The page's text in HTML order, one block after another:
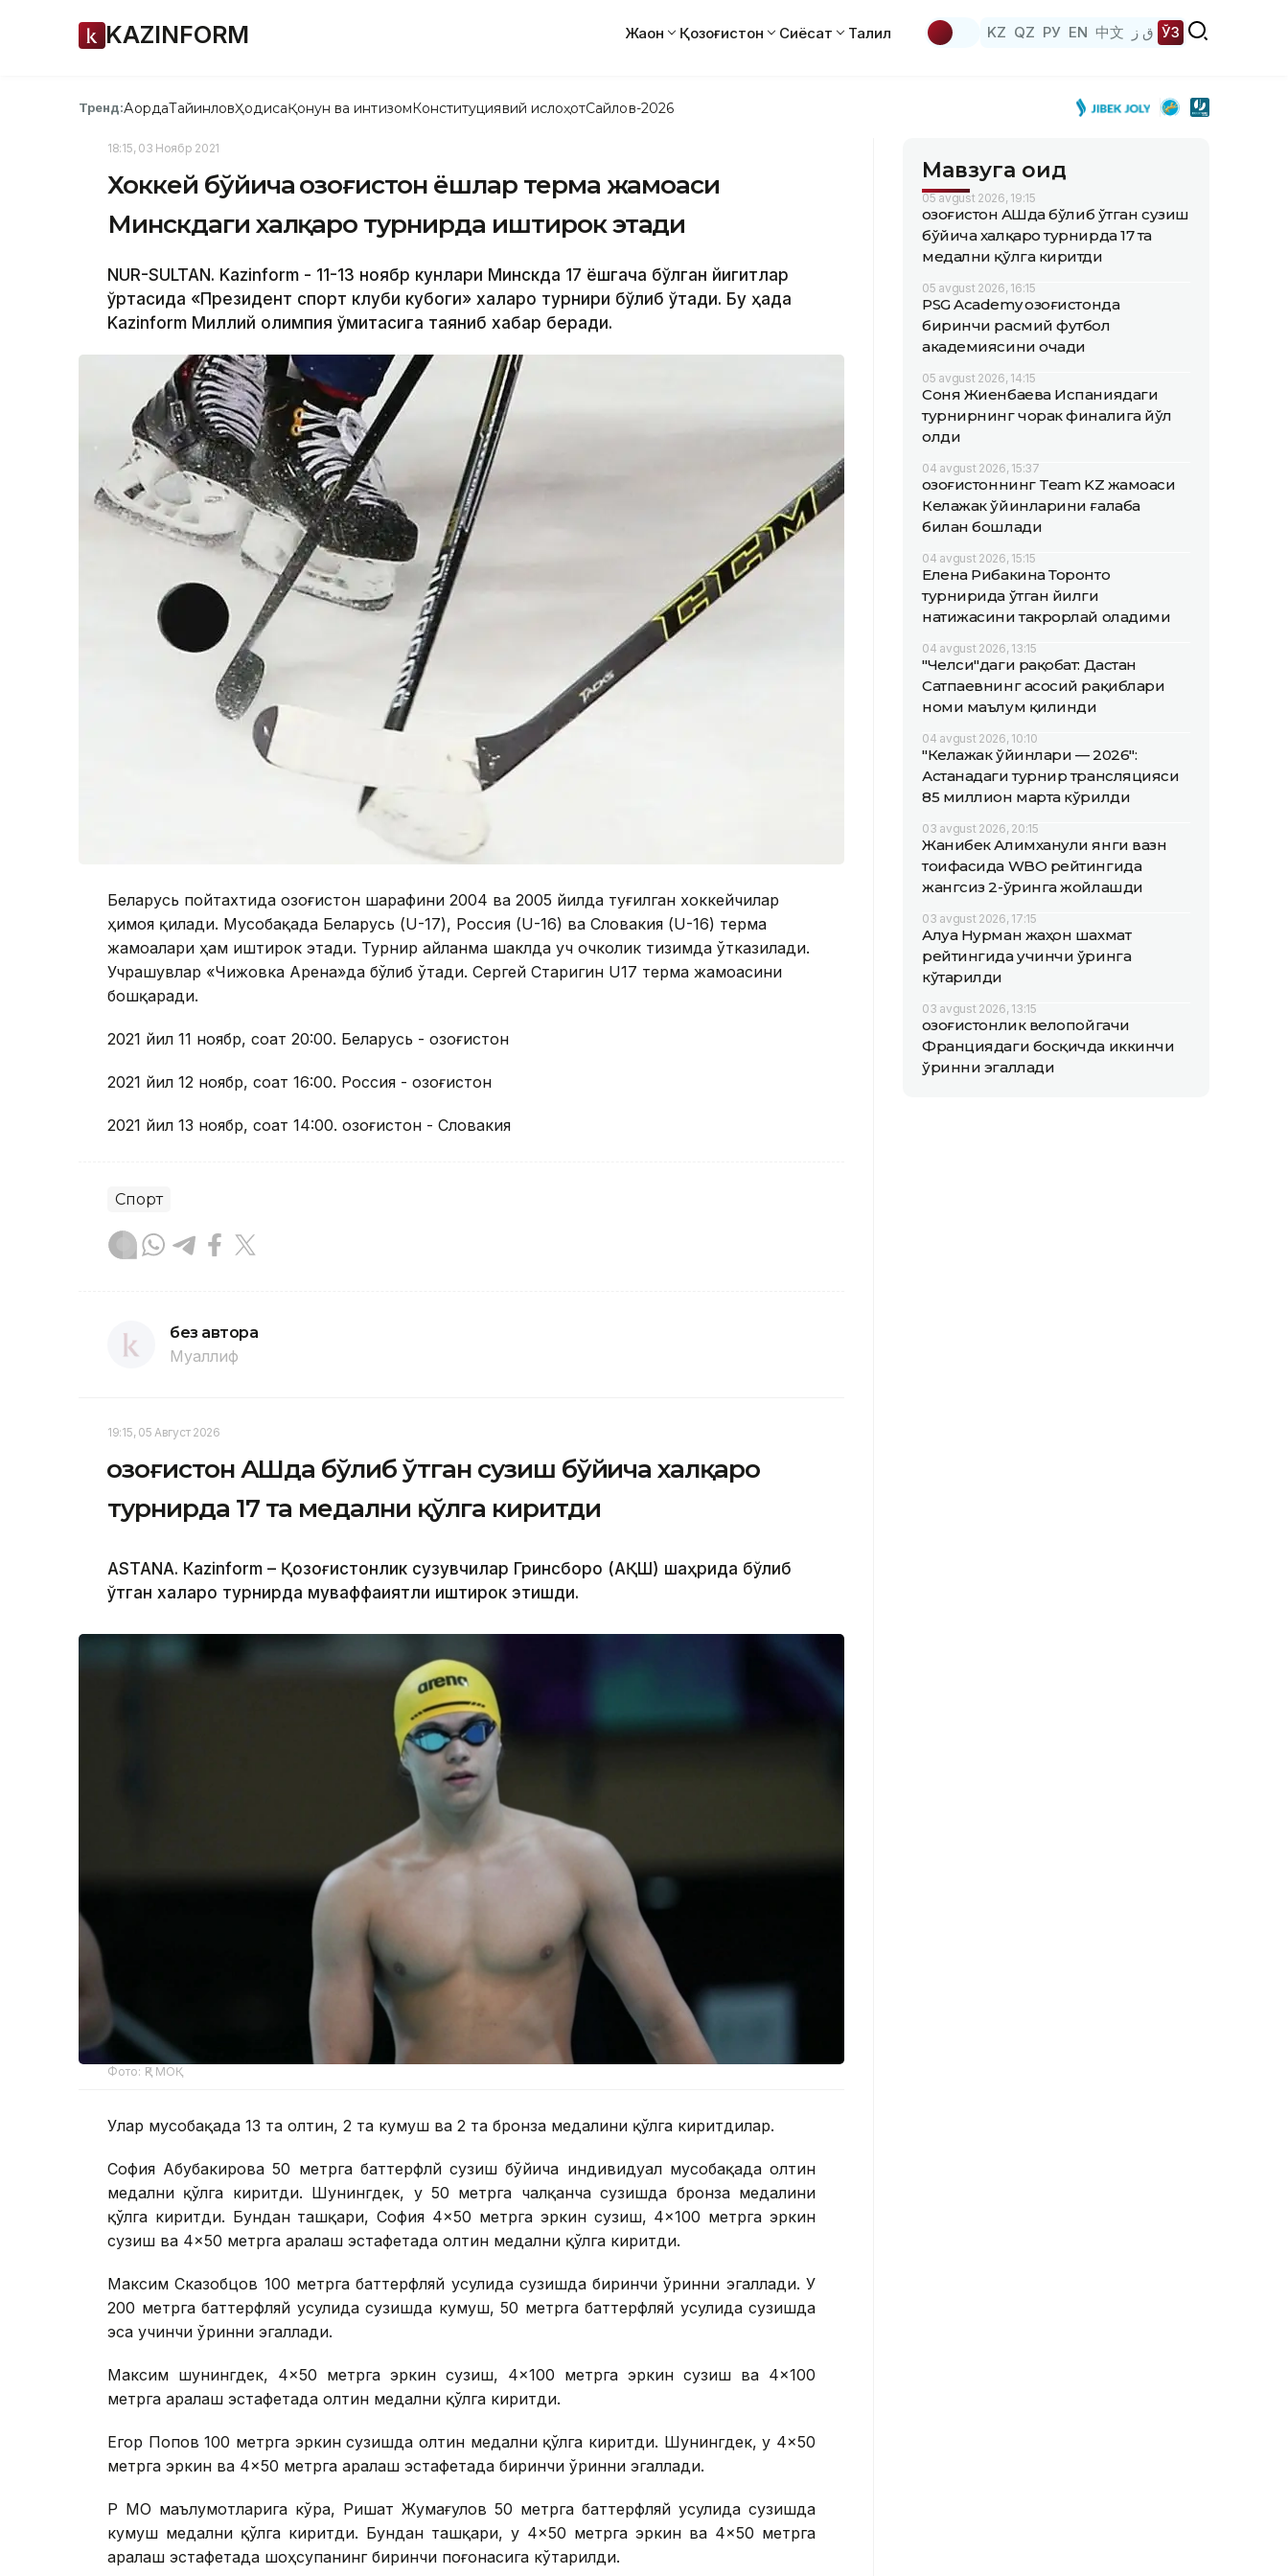
KAZINFORM Жаҳон Қозоғистон Сиёсат Таҳлил KZ QZ РУ EN 中文 ق ز ЎЗ
Тренд:АқордаТайинловҲодисаҚонун ва интизомКонституциявий ислоҳотСайлов-2026
18:15, 03 Ноябр 2021
Хоккей бўйича Қозоғистон ёшлар терма жамоаси
Минскдаги халқаро турнирда иштирок этади
NUR-SULTAN. Kazinform - 11-13 ноябр кунлари Минскда 17 ёшгача бўлган йигитлар
ўртасида «Президент спорт клуби кубоги» халқаро турнири бўлиб ўтади. Бу ҳақда
Kazinform Миллий олимпия қўмитасига таяниб хабар беради.
Беларусь пойтахтида Қозоғистон шарафини 2004 ва 2005 йилда туғилган хоккейчилар
ҳимоя қилади. Мусобақада Беларусь (U-17), Россия (U-16) ва Словакия (U-16) терма
жамоалари ҳам иштирок этади. Турнир айланма шаклда уч очколик тизимда ўтказилади.
Учрашувлар «Чижовка Aрена»да бўлиб ўтади. Сергей Старигин U17 терма жамоасини
бошқаради.
2021 йил 11 ноябр, соат 20:00. Беларусь - Қозоғистон
2021 йил 12 ноябр, соат 16:00. Россия - Қозоғистон
2021 йил 13 ноябр, соат 14:00. Қозоғистон - Словакия
Спорт
без автора
Муаллиф
19:15, 05 Август 2026
Қозоғистон АҚШда бўлиб ўтган сузиш бўйича халқаро
турнирда 17 та медални қўлга киритди
ASTANА. Кazinform – Қозоғистонлик сузувчилар Гринсборо (АҚШ) шаҳрида бўлиб
ўтган халқаро турнирда муваффақиятли иштирок этишди.
Фото: ҚР МОҚ
Улар мусобақада 13 та олтин, 2 та кумуш ва 2 та бронза медалини қўлга киритдилар.
София Абубакирова 50 метрга баттерфлй сузиш бўйича индивидуал мусобақада олтин
медални қўлга киритди. Шунингдек, у 50 метрга чалқанча сузишда бронза медалини
қўлга киритди. Бундан ташқари, София 4×50 метрга эркин сузиш, 4×100 метрга эркин
сузиш ва 4×50 метрга аралаш эстафетада олтин медални қўлга киритди.
Максим Сказобцов 100 метрга баттерфляй усулида сузишда биринчи ўринни эгаллади. У
200 метрга баттерфляй усулида сузишда кумуш, 50 метрга баттерфляй усулида сузишда
эса учинчи ўринни эгаллади.
Максим шунингдек, 4×50 метрга эркин сузиш, 4×100 метрга эркин сузиш ва 4×100
метрга аралаш эстафетада олтин медални қўлга киритди.
Егор Попов 100 метрга эркин сузишда олтин медални қўлга киритди. Шунингдек, у 4×50
метрга эркин ва 4×50 метрга аралаш эстафетада биринчи ўринни эгаллади.
ҚР МОҚ маълумотларига кўра, Ришат Жумағулов 50 метрга баттерфляй усулида сузишда
кумуш медални қўлга киритди. Бундан ташқари, у 4×50 метрга эркин ва 4×50 метрга
аралаш эстафетада шоҳсупанинг биринчи поғонасига кўтарилди.
Мавзуга оид
05 avgust 2026, 19:15
Қозоғистон АҚШда бўлиб ўтган сузиш
бўйича халқаро турнирда 17 та
медални қўлга киритди
05 avgust 2026, 16:15
PSG Academy Қозоғистонда
биринчи расмий футбол
академиясини очади
05 avgust 2026, 14:15
Соня Жиенбаева Испаниядаги
турнирнинг чорак финалига йўл
олди
04 avgust 2026, 15:37
Қозоғистоннинг Team KZ жамоаси
Келажак ўйинларини ғалаба
билан бошлади
04 avgust 2026, 15:15
Елена Рибакина Торонто
турнирида ўтган йилги
натижасини такрорлай оладими
04 avgust 2026, 13:15
"Челси"даги рақобат: Дастан
Сатпаевнинг асосий рақиблари
номи маълум қилинди
04 avgust 2026, 10:10
"Келажак ўйинлари — 2026":
Астанадаги турнир трансляцияси
85 миллион марта кўрилди
03 avgust 2026, 20:15
Жанибек Алимханули янги вазн
тоифасида WBO рейтингида
жангсиз 2-ўринга жойлашди
03 avgust 2026, 17:15
Алуа Нурман жаҳон шахмат
рейтингида учинчи ўринга
кўтарилди
03 avgust 2026, 13:15
Қозоғистонлик велопойгачи
Франциядаги босқичда иккинчи
ўринни эгаллади